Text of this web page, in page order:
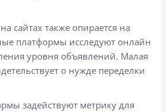
сайтах также опирается на
платформы исследуют онлайн
уровня объявлений. Малая
о нужде переделки
задействуют метрику для